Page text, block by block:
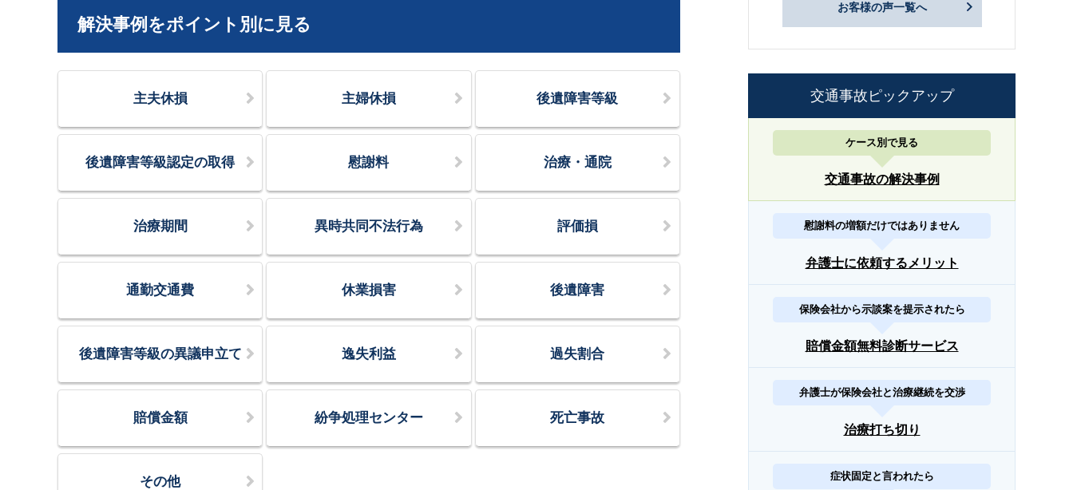
解決事例をポイント別に見る
主夫休損 主婦休損 後遺障害等級
後遺障害等級認定の取得 慰謝料 治療・通院
治療期間 異時共同不法行為 評価損
通勤交通費 休業損害 後遺障害
後遺障害等級の異議申立て 逸失利益 過失割合
賠償金額 紛争処理センター 死亡事故
その他
お客様の声一覧へ
交通事故ピックアップ
ケース別で見る
交通事故の解決事例
慰謝料の増額だけではありません
弁護士に依頼するメリット
保険会社から示談案を提示されたら
賠償金額無料診断サービス
弁護士が保険会社と治療継続を交渉
治療打ち切り
症状固定と言われたら